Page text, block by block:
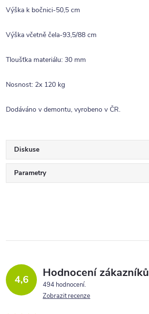
Výška k bočnici-50,5 cm
Výška včetně čela-93,5/88 cm
Tloušťka materiálu: 30 mm
Nosnost: 2x 120 kg
Dodáváno v demontu, vyrobeno v ČR.
Diskuse
Parametry
4,6 Hodnocení zákazníků
494 hodnocení
Zobrazit recenze